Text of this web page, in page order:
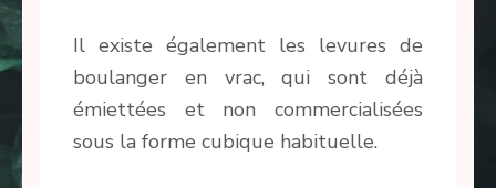
Il existe également les levures de
boulanger en vrac, qui sont déjà
émiettées et non commercialisées
sous la forme cubique habituelle.